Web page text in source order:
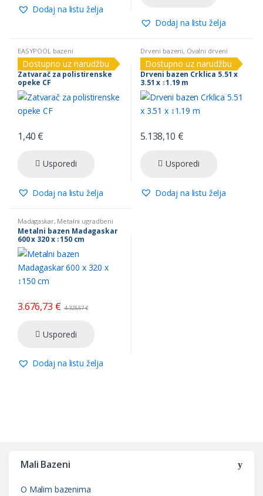
Dodaj na listu želja
Dodaj na listu želja
EASYPOOL bazeni
Dostupno uz narudžbu
Zatvarač za polistirenske
opeke CF
1,40 €
Usporedi
Dodaj na listu želja
Drveni bazeni, Ovalni drveni
bazeni
Dostupno uz narudžbu
Drveni bazen Crklica 5.51 x
3.51 x ↕1.19 m
5.138,10 €
Usporedi
Dodaj na listu želja
Madagaskar, Metalni ugradbeni
bazeni
Metalni bazen Madagaskar
600 x 320 x ↕150 cm
3.676,73 € 4.325,57€
Usporedi
Dodaj na listu želja
Mali Bazeni
O Malim bazenima